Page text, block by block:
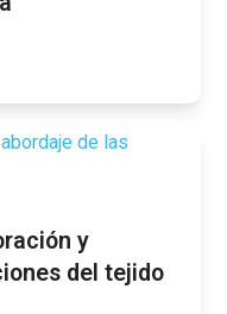
y
del tejido